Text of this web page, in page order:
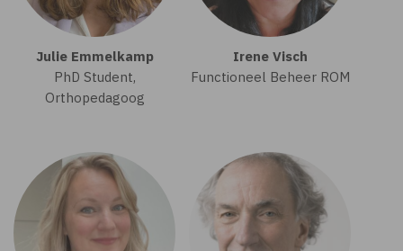
Julie Emmelkamp
PhD Student,
Orthopedagoog
Irene Visch
Functioneel Beheer ROM